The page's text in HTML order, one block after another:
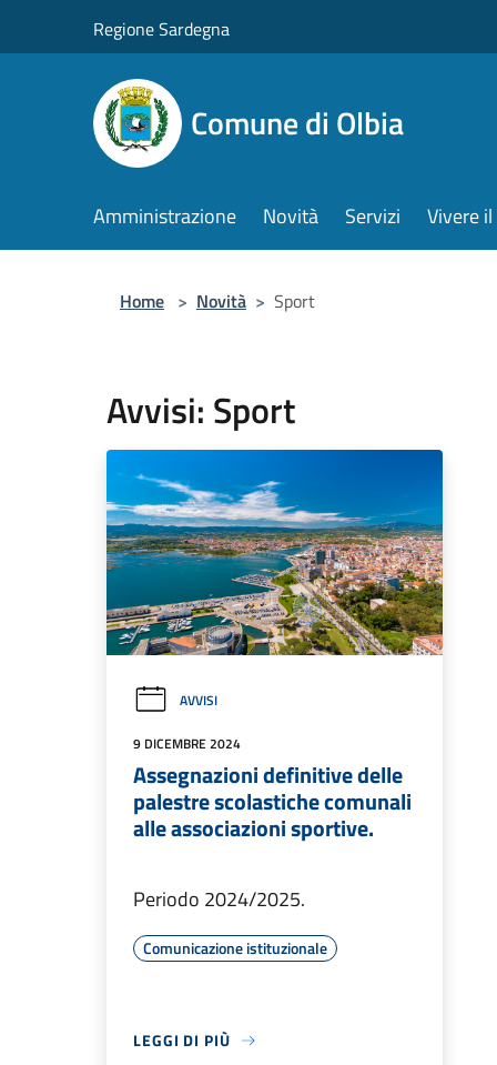
Regione Sardegna
Comune di Olbia
Amministrazione Novità Servizi Vivere
Home > Novità > Sport
Avvisi: Sport
AVVISI
9 DICEMBRE 2024
Assegnazioni definitive delle
palestre scolastiche comunali
alle associazioni sportive.
Periodo 2024/2025.
Comunicazione istituzionale
LEGGI DI PIÙ